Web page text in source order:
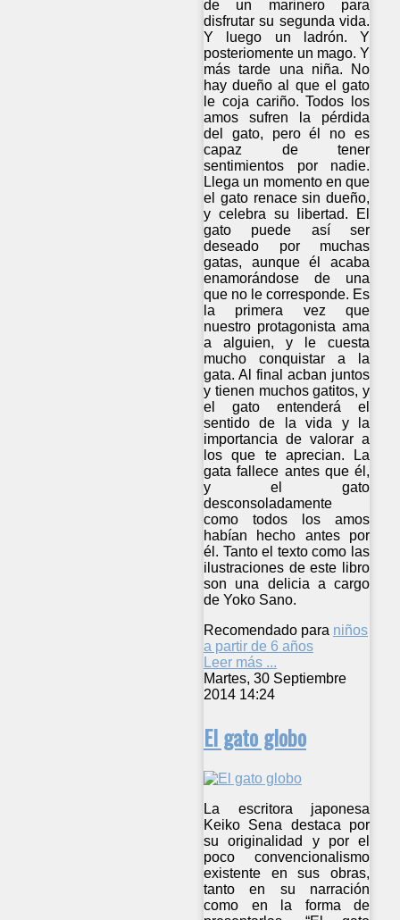
de un marinero para
disfrutar su segunda vida.
Y luego un ladrón. Y
posteriomente un mago. Y
más tarde una niña. No
hay dueño al que el gato
le coja cariño. Todos los
amos sufren la pérdida
del gato, pero él no es
capaz de tener
sentimientos por nadie.
Llega un momento en que
el gato renace sin dueño,
y celebra su libertad. El
gato puede así ser
deseado por muchas
gatas, aunque él acaba
enamorándose de una
que no le corresponde. Es
la primera vez que
nuestro protagonista ama
a alguien, y le cuesta
mucho conquistar a la
gata. Al final acban juntos
y tienen muchos gatitos, y
el gato entenderá el
sentido de la vida y la
importancia de valorar a
los que te aprecian. La
gata fallece antes que él,
y el gato
desconsoladamente
como todos los amos
habían hecho antes por
él. Tanto el texto como las
ilustraciones de este libro
son una delicia a cargo
de Yoko Sano.
Recomendado para niños
a partir de 6 años
Leer más ...
Martes, 30 Septiembre
2014 14:24
El gato globo
La escritora japonesa
Keiko Sena destaca por
su originalidad y por el
poco convencionalismo
existente en sus obras,
tanto en su narración
como en la forma de